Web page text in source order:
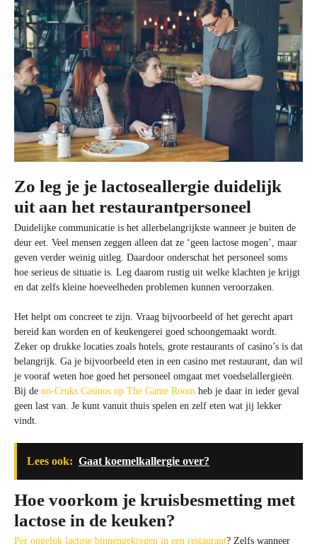
Zo leg je je lactoseallergie duidelijk
uit aan het restaurantpersoneel
Duidelijke communicatie is het allerbelangrijkste wanneer je buiten de
deur eet. Veel mensen zeggen alleen dat ze ‘geen lactose mogen’, maar
geven verder weinig uitleg. Daardoor onderschat het personeel soms
hoe serieus de situatie is. Leg daarom rustig uit welke klachten je krijgt
en dat zelfs kleine hoeveelheden problemen kunnen veroorzaken.
Het helpt om concreet te zijn. Vraag bijvoorbeeld of het gerecht apart
bereid kan worden en of keukengerei goed schoongemaakt wordt.
Zeker op drukke locaties zoals hotels, grote restaurants of casino’s is dat
belangrijk. Ga je bijvoorbeeld eten in een casino met restaurant, dan wil
je vooraf weten hoe goed het personeel omgaat met voedselallergieën.
Bij de no-Cruks Casinos op The Game Room heb je daar in ieder geval
geen last van. Je kunt vanuit thuis spelen en zelf eten wat jij lekker
vindt.
Lees ook: Gaat koemelkallergie over?
Hoe voorkom je kruisbesmetting met
lactose in de keuken?
Per ongeluk lactose binnengekregen in een restaurant? Zelfs wanneer